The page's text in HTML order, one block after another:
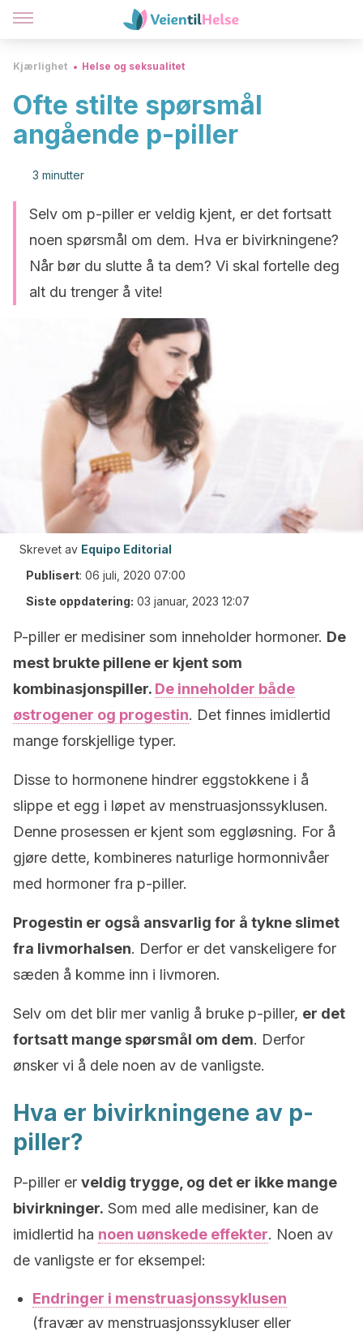
Kjærlighet Helse og seksualitet
Ofte stilte spørsmål
angående p-piller
3 minutter
Selv om p-piller er veldig kjent, er det fortsatt
noen spørsmål om dem. Hva er bivirkningene?
Når bør du slutte å ta dem? Vi skal fortelle deg
alt du trenger å vite!
Skrevet av Equipo Editorial
Publisert: 06 juli, 2020 07:00
Siste oppdatering: 03 januar, 2023 12:07
P-piller er medisiner som inneholder hormoner. De
mest brukte pillene er kjent som
kombinasjonspiller. De inneholder både
østrogener og progestin. Det finnes imidlertid
mange forskjellige typer.
Disse to hormonene hindrer eggstokkene i å
slippe et egg i løpet av menstruasjonssyklusen.
Denne prosessen er kjent som eggløsning. For å
gjøre dette, kombineres naturlige hormonnivåer
med hormoner fra p-piller.
Progestin er også ansvarlig for å tykne slimet
fra livmorhalsen. Derfor er det vanskeligere for
sæden å komme inn i livmoren.
Selv om det blir mer vanlig å bruke p-piller, er det
fortsatt mange spørsmål om dem. Derfor
ønsker vi å dele noen av de vanligste.
Hva er bivirkningene av p-
piller?
P-piller er veldig trygge, og det er ikke mange
bivirkninger. Som med alle medisiner, kan de
imidlertid ha noen uønskede effekter. Noen av
de vanligste er for eksempel:
Endringer i menstruasjonssyklusen
(fravær av menstruasjonssykluser eller